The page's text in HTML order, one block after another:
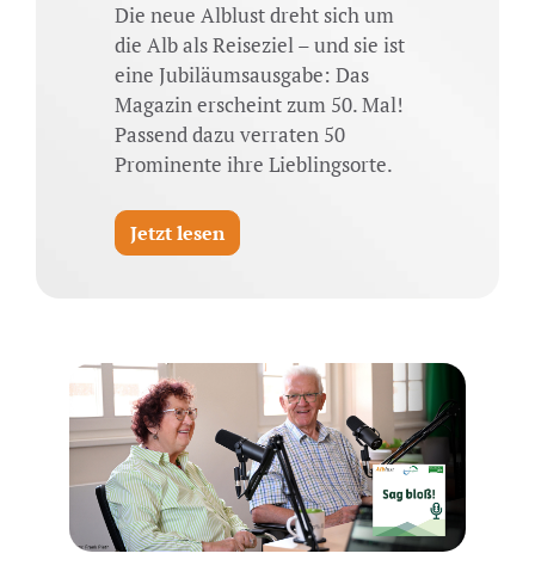
Die neue Alblust dreht sich um
die Alb als Reiseziel – und sie ist
eine Jubiläumsausgabe: Das
Magazin erscheint zum 50. Mal!
Passend dazu verraten 50
Prominente ihre Lieblingsorte.
Jetzt lesen